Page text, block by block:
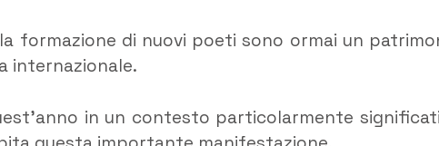
formazione di nuovi poeti sono ormai un
internazionale.
in un contesto particolarmente